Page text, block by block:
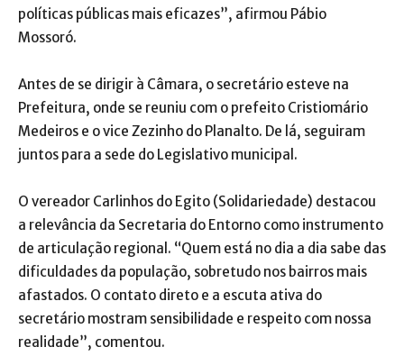
políticas públicas mais eficazes”, afirmou Pábio
Mossoró.
Antes de se dirigir à Câmara, o secretário esteve na
Prefeitura, onde se reuniu com o prefeito Cristiomário
Medeiros e o vice Zezinho do Planalto. De lá, seguiram
juntos para a sede do Legislativo municipal.
O vereador Carlinhos do Egito (Solidariedade) destacou
a relevância da Secretaria do Entorno como instrumento
de articulação regional. “Quem está no dia a dia sabe das
dificuldades da população, sobretudo nos bairros mais
afastados. O contato direto e a escuta ativa do
secretário mostram sensibilidade e respeito com nossa
realidade”, comentou.